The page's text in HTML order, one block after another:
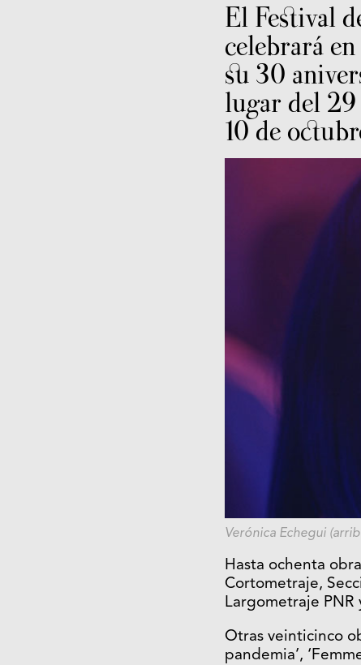
El Festival
celebrará
su 30
lugar del 29
10 de
Verónica Echegui
Hasta ochenta
Cortometraje,
Largometraje PNR
Otras veinticinco
pandemia’,